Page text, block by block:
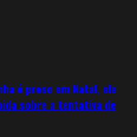
é preso em Natal, ele
sobre a tentativa de